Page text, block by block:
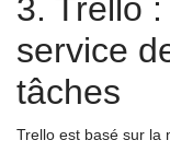
3. Trello
service
tâches
Trello est basé sur la